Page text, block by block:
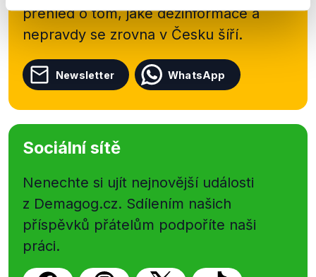
přehled o tom, jaké dezinformace a
nepravdy se zrovna v Česku šíří.
Newsletter WhatsApp
Sociální sítě
Nenechte si ujít nejnovější události
z Demagog.cz. Sdílením našich
příspěvků přátelům podpoříte naši
práci.